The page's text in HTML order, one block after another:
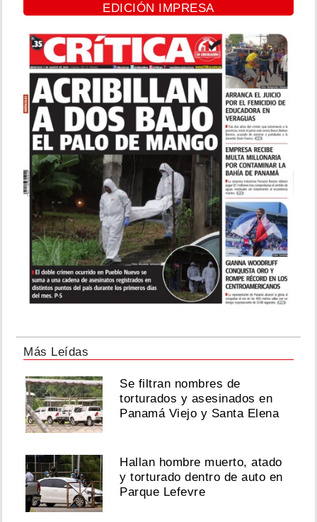
EDICIÓN IMPRESA
Más Leídas
Se filtran nombres de
torturados y asesinados en
Panamá Viejo y Santa Elena
Hallan hombre muerto, atado
y torturado dentro de auto en
Parque Lefevre